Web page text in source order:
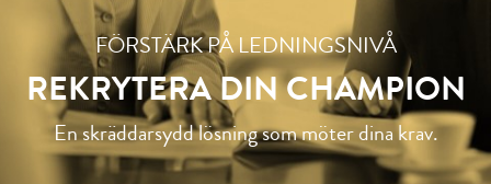
FÖRSTÄRK PÅ LEDNINGSNIVÅ
REKRYTERA DIN CHAMPION
En skräddarsydd lösning som möter dina krav.